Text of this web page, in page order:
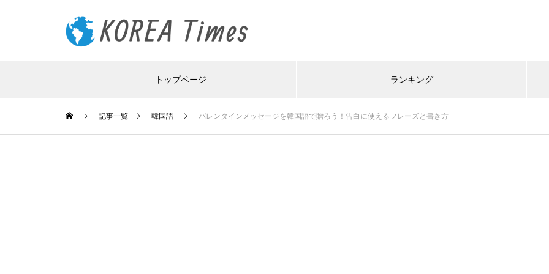
トップページ ランキング
記事一覧 韓国語 バレンタインメッセージを韓国語で贈ろう！告白に使えるフレーズと書き方